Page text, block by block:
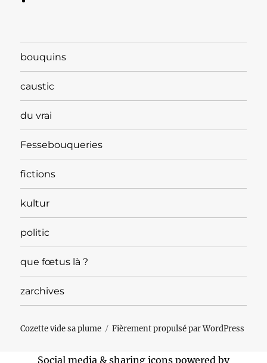
bouquins
caustic
du vrai
Fessebouqueries
fictions
kultur
politic
que fœtus là ?
zarchives
Cozette vide sa plume Fièrement propulsé par WordPress
Social media & sharing icons powered by